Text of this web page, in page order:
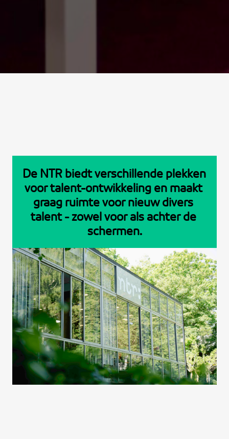
De NTR biedt verschillende plekken
voor talent-ontwikkeling en maakt
graag ruimte voor nieuw divers
talent - zowel voor als achter de
schermen.